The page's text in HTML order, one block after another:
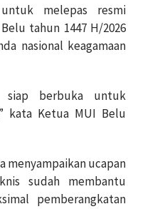
melepas resmi
tahun 1447 H/2026
nasional keagamaan
siap berbuka untuk
kata Ketua MUI Belu
menyampaikan ucapan
sudah membantu
pemberangkatan